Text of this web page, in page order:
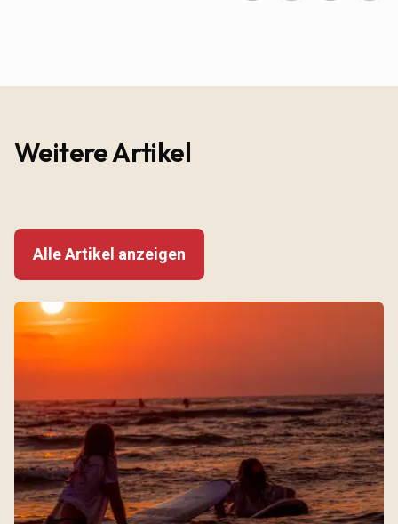
Weitere Artikel
Alle Artikel anzeigen